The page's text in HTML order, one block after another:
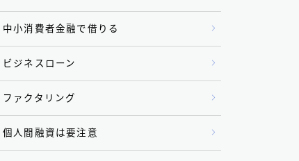
中小消費者金融で借りる
ビジネスローン
ファクタリング
個人間融資は要注意